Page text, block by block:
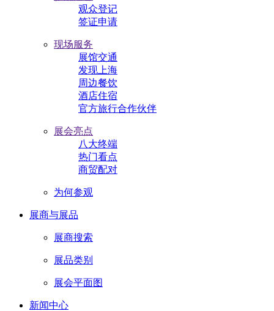
观众登记
签证申请
现场服务
展馆交通
发现上海
周边餐饮
酒店住宿
官方旅行合作伙伴
展会亮点
八大终端
热门看点
商贸配对
为何参观
展商与展品
展商搜索
展品类别
展会平面图
新闻中心